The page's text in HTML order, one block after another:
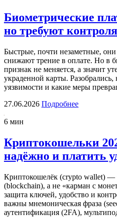
Биометрические
но требуют контроля
Быстрые, почти незаметные,
снижают трение в оплате. Но в
признак не меняется, а значит
украденной карты. Разобрались,
уязвимости и какие меры
27.06.2026 Подробнее
6 мин
Криптокошельки
надёжно и платить
Криптокошелёк (crypto wallet) —
(blockchain), а не «карман с
защита ключей, удобство и
важны мнемоническая фраза
аутентификация (2FA),